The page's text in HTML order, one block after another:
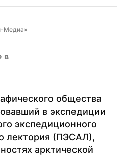
Медиа»
в
общества
в экспедиции
экспедиционного
лектория (ПЭСАЛ),
арктической